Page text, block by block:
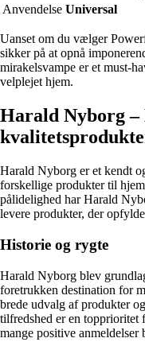
Anvendelse Universal
Uanset om du vælger
sikker på at opnå
mirakelsvampe er et must-
velplejet hjem.
Harald Nyborg
Harald Nyborg er et kendt
forskellige produkter til
pålidelighed har Harald
levere produkter, der
Historie og rygte
Harald Nyborg blev
foretrukken destination for
brede udvalg af produkter
tilfredshed er en topprioritet
mange positive anmeldelser